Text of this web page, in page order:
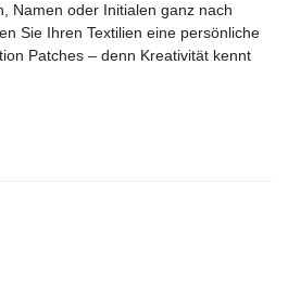
Namen oder Initialen ganz nach
Sie Ihren Textilien eine persönliche
Patches – denn Kreativität kennt